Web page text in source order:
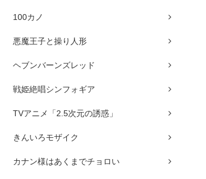
100カノ
悪魔王子と操り人形
ヘブンバーンズレッド
戦姫絶唱シンフォギア
TVアニメ「2.5次元の誘惑」
きんいろモザイク
カナン様はあくまでチョロい